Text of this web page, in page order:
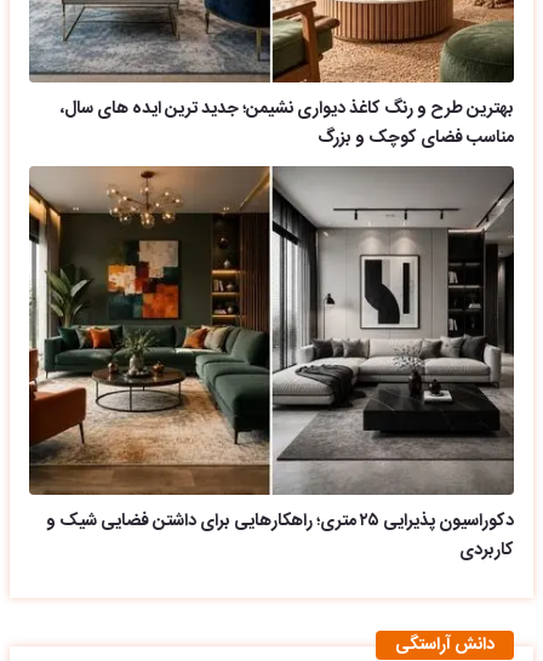
بهترین طرح و رنگ کاغذ دیواری نشیمن؛ جدید ترین ایده های سال،
مناسب فضای کوچک و بزرگ
دکوراسیون پذیرایی ۲۵ متری؛ راهکارهایی برای داشتن فضایی شیک و
کاربردی
دانش آراستگی